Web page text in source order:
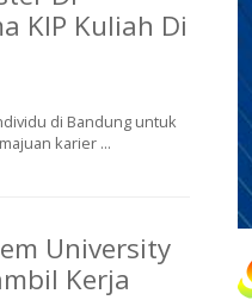
KIP Kuliah Di
di Bandung untuk
karier ...
University
Kerja